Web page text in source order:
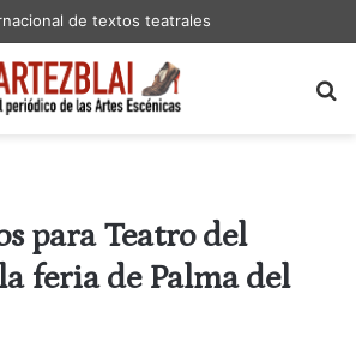
de textos teatrales
para Teatro del
feria de Palma del